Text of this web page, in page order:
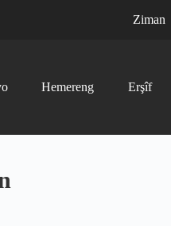
Ziman
Hemereng Erşîf